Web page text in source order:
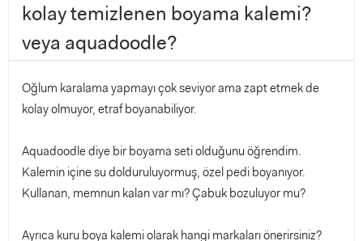
kolay temizlenen boyama kalemi?
veya aquadoodle?
Oğlum karalama yapmayı çok seviyor ama zapt etmek de
kolay olmuyor, etraf boyanabiliyor.
Aquadoodle diye bir boyama seti olduğunu öğrendim.
Kalemin içine su dolduruluyormuş, özel pedi boyanıyor.
Kullanan, memnun kalan var mı? Çabuk bozuluyor mu?
Ayrıca kuru boya kalemi olarak hangi markaları önerirsiniz?